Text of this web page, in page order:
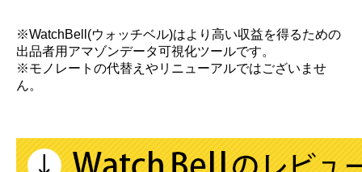
※WatchBell(ウォッチベル)はより高い収益を得るための
出品者用アマゾンデータ可視化ツールです。
※モノレートの代替えやリニューアルではございませ
ん。